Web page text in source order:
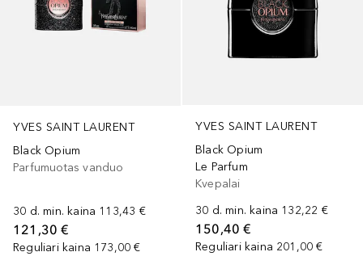
YVES SAINT LAURENT
Black Opium
Parfumuotas vanduo
30 d. min. kaina 113,43 €
121,30 €
Reguliari kaina 173,00 €
YVES SAINT LAURENT
Black Opium
Le Parfum
Kvepalai
30 d. min. kaina 132,22 €
150,40 €
Reguliari kaina 201,00 €